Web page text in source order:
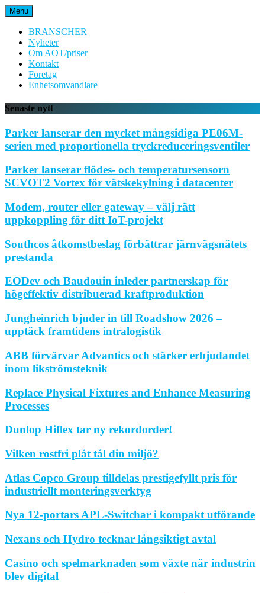
Hoppa
till
innehåll
Menu
BRANSCHER
Nyheter
Om AOT/priser
Kontakt
Företag
Enhetsomvandlare
Senaste nytt
Parker lanserar den mycket mångsidiga PE06M-
serien med proportionella tryckreduceringsventiler
Parker lanserar flödes- och temperatursensorn
SCVOT2 Vortex för vätskekylning i datacenter
Modem, router eller gateway – välj rätt
uppkoppling för ditt IoT-projekt
Southcos åtkomstbeslag förbättrar järnvägsnätets
prestanda
EODev och Baudouin inleder partnerskap för
högeffektiv distribuerad kraftproduktion
Jungheinrich bjuder in till Roadshow 2026 –
upptäck framtidens intralogistik
ABB förvärvar Advantics och stärker erbjudandet
inom likströmsteknik
Replace Physical Fixtures and Enhance Measuring
Processes
Dunlop Hiflex tar ny rekordorder!
Vilken rostfri plåt tål din miljö?
Atlas Copco Group tilldelas prestigefyllt pris för
industriellt monteringsverktyg
Nya 12-portars APL-Switchar i kompakt utförande
Nexans och Hydro tecknar långsiktigt avtal
Casino och spelmarknaden som växte när industrin
blev digital